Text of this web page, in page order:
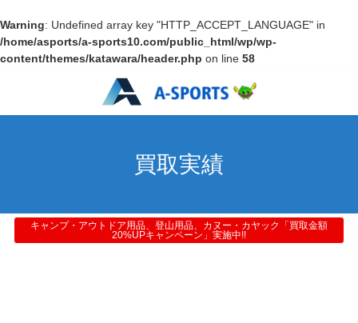
Warning: Undefined array key "HTTP_ACCEPT_LANGUAGE" in
/home/asports/a-sports10.com/public_html/wp/wp-
content/themes/katawara/header.php on line 58
買取実績
キャンプ・アウトドア用品、登山用品、カヌー・カヤック「買取金額
20%UPキャンペーン」実施中!!